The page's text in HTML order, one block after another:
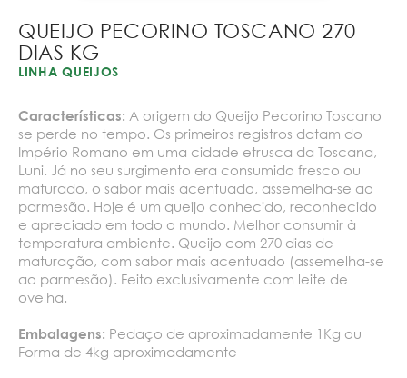
QUEIJO PECORINO TOSCANO 270
DIAS KG
LINHA QUEIJOS
Características: A origem do Queijo Pecorino Toscano
se perde no tempo. Os primeiros registros datam do
Império Romano em uma cidade etrusca da Toscana,
Luni. Já no seu surgimento era consumido fresco ou
maturado, o sabor mais acentuado, assemelha-se ao
parmesão. Hoje é um queijo conhecido, reconhecido
e apreciado em todo o mundo. Melhor consumir à
temperatura ambiente. Queijo com 270 dias de
maturação, com sabor mais acentuado (assemelha-se
ao parmesão). Feito exclusivamente com leite de
ovelha.
Embalagens: Pedaço de aproximadamente 1Kg ou
Forma de 4kg aproximadamente